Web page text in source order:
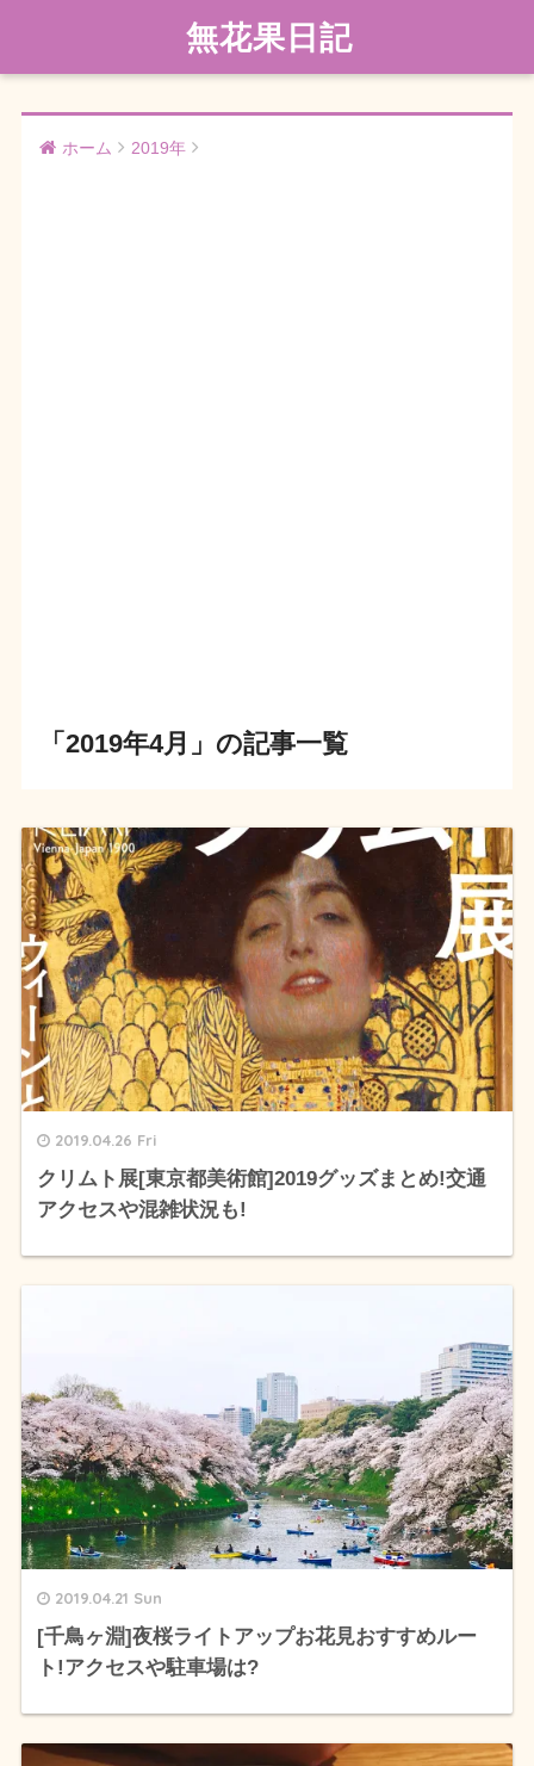
無花果日記
ホーム 2019年
「2019年4月」の記事一覧
2019.04.26 Fri
クリムト展[東京都美術館]2019グッズまとめ!交通
アクセスや混雑状況も!
2019.04.21 Sun
[千鳥ヶ淵]夜桜ライトアップお花見おすすめルー
ト!アクセスや駐車場は?